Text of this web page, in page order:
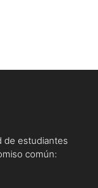
de estudiantes
común: